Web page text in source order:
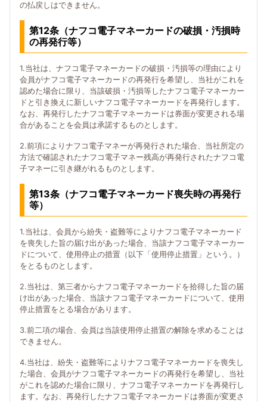
の払戻しはできません。
第12条（ナフコ電子マネーカードの破損・汚損時
の再発行等）
1.当社は、ナフコ電子マネーカードの破損・汚損等の理由により
会員がナフコ電子マネーカードの再発行を希望し、当社がこれを
認めた場合に限り、当該破損・汚損等したナフコ電子マネーカー
ドと引き換えに新しいナフコ電子マネーカードを再発行します。
なお、再発行したナフコ電子マネーカードは券面が変更される場
合があることを会員は承諾するものとします。
2.前項によりナフコ電子マネーが再発行された場合、当社所定の
方法で確認されたナフコ電子マネー残高が再発行されたナフコ電
子マネーに引き継がれるものとします。
第13条（ナフコ電子マネーカード喪失時の再発行
等）
1.当社は、会員から紛失・盗難等によりナフコ電子マネーカード
を喪失した旨の届け出があった場合、当該ナフコ電子マネーカー
ドについて、使用停止の措置（以下「使用停止措置」という。）
をとるものとします。
2.当社は、第三者からナフコ電子マネーカードを拾得した旨の届
け出があった場合、当該ナフコ電子マネーカードについて、使用
停止措置をとる場合があります。
3.前二項の場合、会員は当該使用停止措置の解除を求めることは
できません。
4.当社は、紛失・盗難等によりナフコ電子マネーカードを喪失し
た場合、会員がナフコ電子マネーカードの再発行を希望し、当社
がこれを認めた場合に限り、ナフコ電子マネーカードを再発行し
ます。なお、再発行したナフコ電子マネーカードは券面が変更さ